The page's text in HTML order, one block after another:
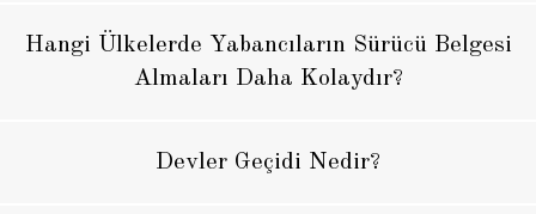
Hangi Ülkelerde Yabancıların Sürücü Belgesi
Almaları Daha Kolaydır?
Devler Geçidi Nedir?